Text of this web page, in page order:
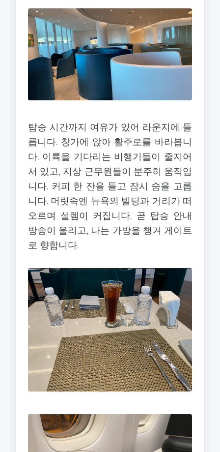
탑승 시간까지 여유가 있어 라운지에 들
릅니다. 창가에 앉아 활주로를 바라봅니
다. 이륙을 기다리는 비행기들이 줄지어
서 있고, 지상 근무원들이 분주히 움직입
니다. 커피 한 잔을 들고 잠시 숨을 고릅
니다. 머릿속엔 뉴욕의 빌딩과 거리가 떠
오르며 설렘이 커집니다. 곧 탑승 안내
방송이 울리고, 나는 가방을 챙겨 게이트
로 향합니다.